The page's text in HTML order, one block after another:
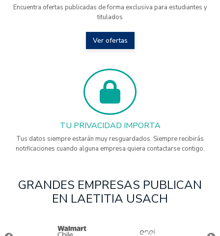
Encuentra ofertas publicadas de forma exclusiva para estudiantes y
titulados
Ver ofertas
TU PRIVACIDAD IMPORTA
Tus datos siempre estarán muy resguardados. Siempre recibirás
notificaciones cuando alguna empresa quiera contactarse contigo.
GRANDES EMPRESAS PUBLICAN
EN LAETITIA USACH